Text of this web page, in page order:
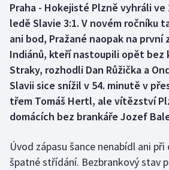
Box
Curling
Dostihy
Florbal
Golf
Praha - Hokejisté Plzně vyhráli
ledě Slavie 3:1. V novém ročníku
ani bod, Pražané naopak na první
Indiánů, kteří nastoupili opět bez
Straky, rozhodli Dan Růžička a
Slavii sice snížil v 54. minutě v
třem Tomáš Hertl, ale vítězství
domácích bez brankáře Jozef
Úvod zápasu šance nenabídl ani při
špatné střídání. Bezbrankový stav